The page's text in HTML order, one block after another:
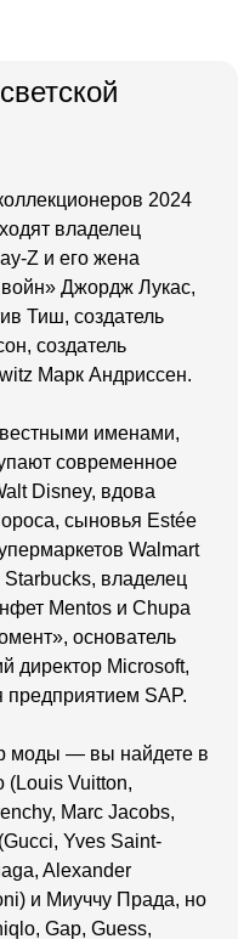
2024
владелец
Z и его жена
Джордж Лукас,
Тиш, создатель
создатель
Марк Андриссен.
именами,
современное
Disney, вдова
сыновья Estée
Walmart
владелец
Mentos и Chupa
основатель
директор Microsoft,
предприятием SAP.
моды — вы найдете в
(Louis Vuitton,
Marc Jacobs,
Yves Saint-
Alexander
и Миуччу Прада, но
Gap, Guess,